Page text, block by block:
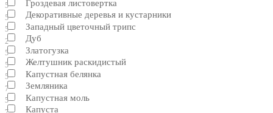
5
Декоративные деревья и кустарники
5
Дуб
5
Желтушник раскидистый
5
Земляника
5
Капуста
Гроздевая листовертка
5
Западный цветочный трипс
2
Златогузка
5
Капустная белянка
7
Капустная моль